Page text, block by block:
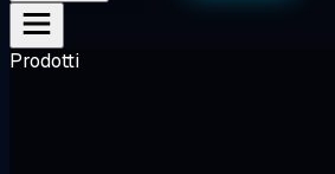
Prodotti